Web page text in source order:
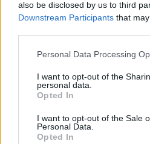
also be disclosed by us to third
Downstream Participants that
Personal Data Processing
I want to opt-out of the
personal data.
Opted In
I want to opt-out of the Sale
Personal Data.
Opted In
preventivní opatření skutečně
nejúčinnější. Výzkum kombinuje
chovateli i moderní genetické
informovala Fakulta tropického
univerzity v Praze.
V Praze přibyla tři nová
nyní 50